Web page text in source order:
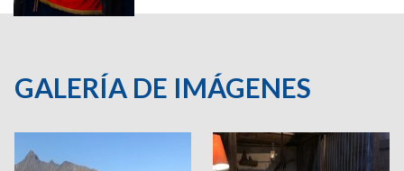
GALERÍA DE IMÁGENES